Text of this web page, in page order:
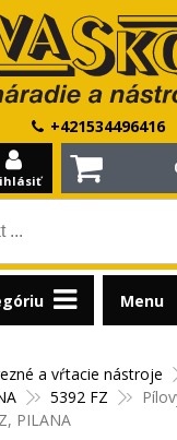
+421534496416
a vŕtacie nástroje
5392 FZ
PILANA
Menu